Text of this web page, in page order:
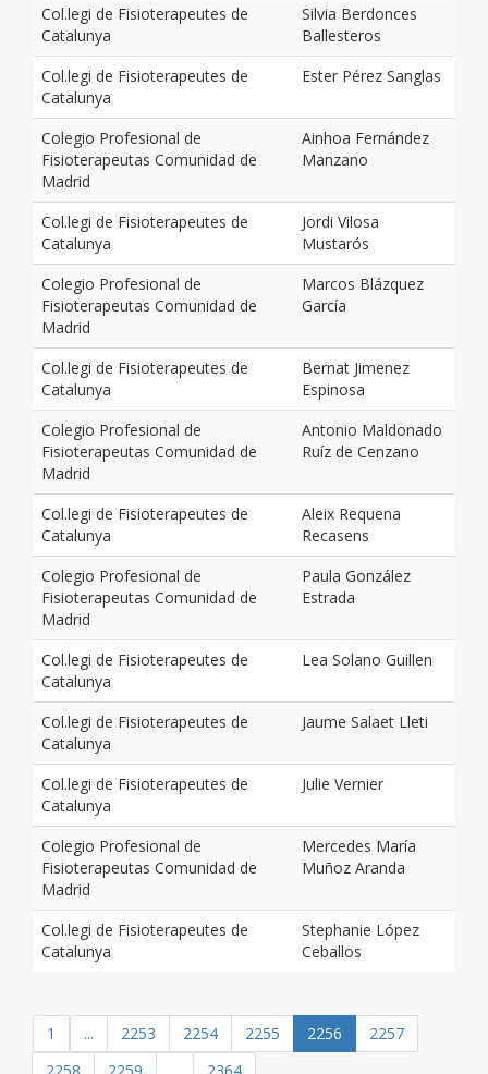
Col.legi de Fisioterapeutes de
Catalunya
Silvia Berdonces
Ballesteros
Col.legi de Fisioterapeutes de
Catalunya
Ester Pérez Sanglas
Colegio Profesional de
Fisioterapeutas Comunidad de
Madrid
Ainhoa Fernández
Manzano
Col.legi de Fisioterapeutes de
Catalunya
Jordi Vilosa
Mustarós
Colegio Profesional de
Fisioterapeutas Comunidad de
Madrid
Marcos Blázquez
García
Col.legi de Fisioterapeutes de
Catalunya
Bernat Jimenez
Espinosa
Colegio Profesional de
Fisioterapeutas Comunidad de
Madrid
Antonio Maldonado
Ruíz de Cenzano
Col.legi de Fisioterapeutes de
Catalunya
Aleix Requena
Recasens
Colegio Profesional de
Fisioterapeutas Comunidad de
Madrid
Paula González
Estrada
Col.legi de Fisioterapeutes de
Catalunya
Lea Solano Guillen
Col.legi de Fisioterapeutes de
Catalunya
Jaume Salaet Lleti
Col.legi de Fisioterapeutes de
Catalunya
Julie Vernier
Colegio Profesional de
Fisioterapeutas Comunidad de
Madrid
Mercedes María
Muñoz Aranda
Col.legi de Fisioterapeutes de
Catalunya
Stephanie López
Ceballos
1 ... 2253 2254 2255 2256
2257